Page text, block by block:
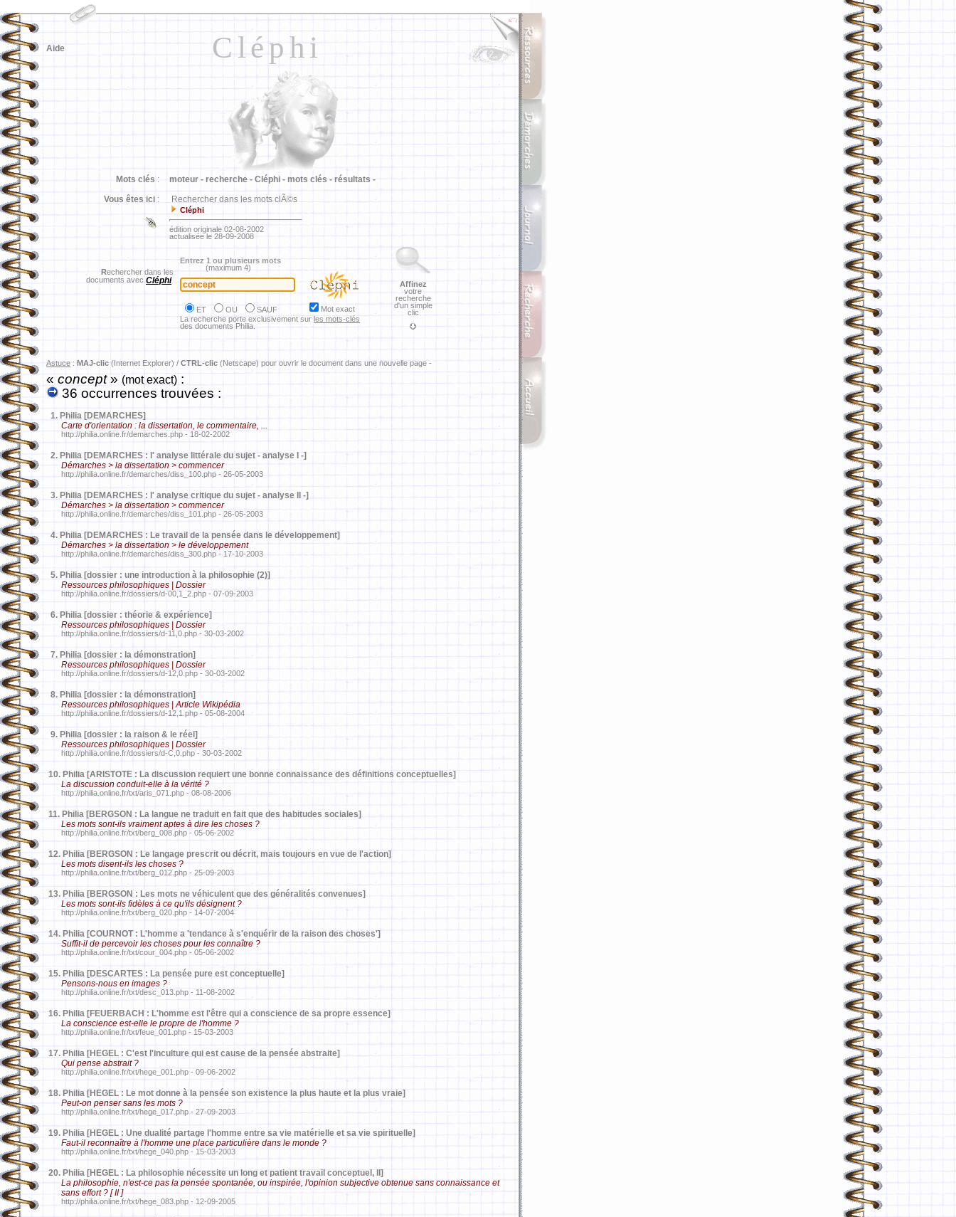
Cléphi
Aide
Mots clés : moteur - recherche - Cléphi - mots clés - résultats -
Vous êtes ici : Rechercher dans les mots clÃ©s
Cléphi
édition originale 02-08-2002
actualisée le 28-09-2008
Rechercher dans les
documents avec Cléphi
Entrez 1 ou plusieurs mots
(maximum 4)
ET OU SAUF
Mot exact
La recherche porte exclusivement sur les mots-clés
des documents Philia.
Affinez
votre
recherche
d'un simple
clic
Astuce : MAJ-clic (Internet Explorer) / CTRL-clic (Netscape) pour ouvrir le document dans une nouvelle page -
«concept» (mot exact) :
36 occurrences trouvées :
1. Philia [DEMARCHES]
Carte d'orientation : la dissertation, le commentaire, ...
http://philia.online.fr/demarches.php - 18-02-2002
2. Philia [DEMARCHES : l' analyse littérale du sujet - analyse I -]
Démarches > la dissertation > commencer
http://philia.online.fr/demarches/diss_100.php - 26-05-2003
3. Philia [DEMARCHES : l' analyse critique du sujet - analyse II -]
Démarches > la dissertation > commencer
http://philia.online.fr/demarches/diss_101.php - 26-05-2003
4. Philia [DEMARCHES : Le travail de la pensée dans le développement]
Démarches > la dissertation > le développement
http://philia.online.fr/demarches/diss_300.php - 17-10-2003
5. Philia [dossier : une introduction à la philosophie (2)]
Ressources philosophiques | Dossier
http://philia.online.fr/dossiers/d-00,1_2.php - 07-09-2003
6. Philia [dossier : théorie & expérience]
Ressources philosophiques | Dossier
http://philia.online.fr/dossiers/d-11,0.php - 30-03-2002
7. Philia [dossier : la démonstration]
Ressources philosophiques | Dossier
http://philia.online.fr/dossiers/d-12,0.php - 30-03-2002
8. Philia [dossier : la démonstration]
Ressources philosophiques | Article Wikipédia
http://philia.online.fr/dossiers/d-12,1.php - 05-08-2004
9. Philia [dossier : la raison & le réel]
Ressources philosophiques | Dossier
http://philia.online.fr/dossiers/d-C,0.php - 30-03-2002
10. Philia [ARISTOTE : La discussion requiert une bonne connaissance des définitions conceptuelles]
La discussion conduit-elle à la vérité ?
http://philia.online.fr/txt/aris_071.php - 08-08-2006
11. Philia [BERGSON : La langue ne traduit en fait que des habitudes sociales]
Les mots sont-ils vraiment aptes à dire les choses ?
http://philia.online.fr/txt/berg_008.php - 05-06-2002
12. Philia [BERGSON : Le langage prescrit ou décrit, mais toujours en vue de l'action]
Les mots disent-ils les choses ?
http://philia.online.fr/txt/berg_012.php - 25-09-2003
13. Philia [BERGSON : Les mots ne véhiculent que des généralités convenues]
Les mots sont-ils fidèles à ce qu'ils désignent ?
http://philia.online.fr/txt/berg_020.php - 14-07-2004
14. Philia [COURNOT : L'homme a 'tendance à s'enquérir de la raison des choses']
Suffit-il de percevoir les choses pour les connaître ?
http://philia.online.fr/txt/cour_004.php - 05-06-2002
15. Philia [DESCARTES : La pensée pure est conceptuelle]
Pensons-nous en images ?
http://philia.online.fr/txt/desc_013.php - 11-08-2002
16. Philia [FEUERBACH : L'homme est l'être qui a conscience de sa propre essence]
La conscience est-elle le propre de l'homme ?
http://philia.online.fr/txt/feue_001.php - 15-03-2003
17. Philia [HEGEL : C'est l'inculture qui est cause de la pensée abstraite]
Qui pense abstrait ?
http://philia.online.fr/txt/hege_001.php - 09-06-2002
18. Philia [HEGEL : Le mot donne à la pensée son existence la plus haute et la plus vraie]
Peut-on penser sans les mots ?
http://philia.online.fr/txt/hege_017.php - 27-09-2003
19. Philia [HEGEL : Une dualité partage l'homme entre sa vie matérielle et sa vie spirituelle]
Faut-il reconnaître à l'homme une place particulière dans le monde ?
http://philia.online.fr/txt/hege_040.php - 15-03-2003
20. Philia [HEGEL : La philosophie nécessite un long et patient travail conceptuel, II]
La philosophie, n'est-ce pas la pensée spontanée, ou inspirée, l'opinion subjective obtenue sans connaissance et
sans effort ? [ II ]
http://philia.online.fr/txt/hege_083.php - 12-09-2005